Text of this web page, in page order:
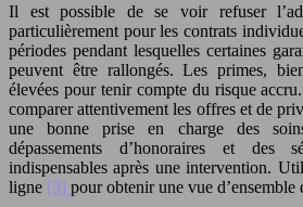
Il est possible de se voir refuser
particulièrement pour les contrats
périodes pendant lesquelles certaines
peuvent être rallongés. Les primes,
élevées pour tenir compte du risque
comparer attentivement les offres et de
une bonne prise en charge des
dépassements d’honoraires et des
indispensables après une intervention.
ligne [3] pour obtenir une vue d’ensemble